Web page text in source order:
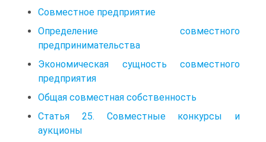
Совместное предприятие
Определение совместного
предпринимательства
Экономическая сущность совместного
предприятия
Общая совместная собственность
Статья 25. Совместные конкурсы и
аукционы